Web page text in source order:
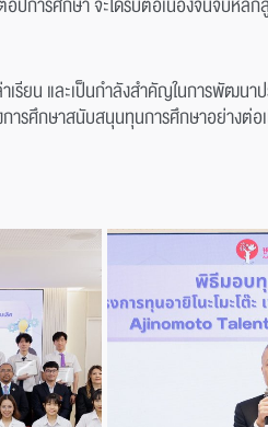
เรียน และเป็นกำลังสำคัญในการพัฒนา
การศึกษาสนับสนุนทุนการศึกษาอย่างต่